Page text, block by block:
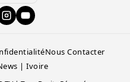
Nous Contacter
| Ivoire